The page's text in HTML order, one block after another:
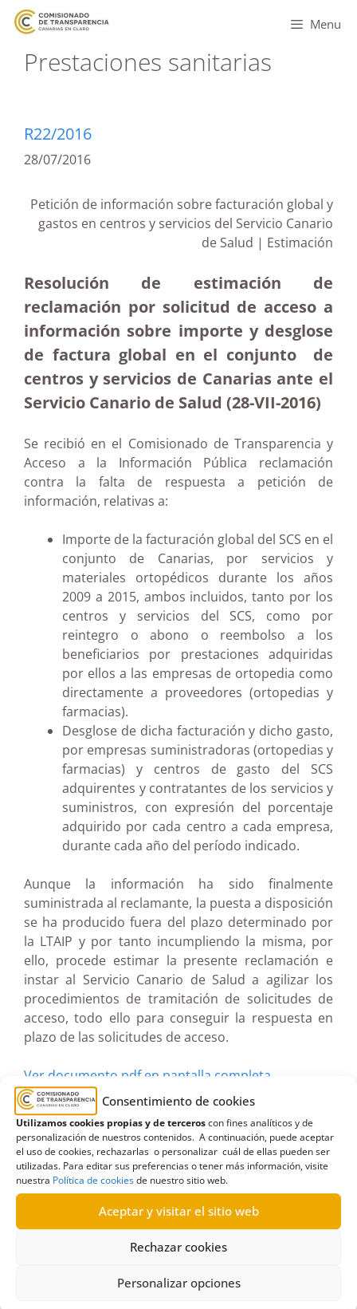
Consentimiento de cookies
Utilizamos cookies propias y de terceroscon fines analíticos y de
personalización de nuestros contenidos. A continuación, puede aceptar
el uso de cookies, rechazarlas o personalizar cuál de ellas pueden ser
utilizadas. Para editar sus preferencias o tener más información, visite
nuestra Política de cookiesde nuestro sitio web.
Aceptar y visitar el sitio web
Rechazar cookies
Personalizar opciones
Menu
Prestaciones sanitarias
R22/2016
28/07/2016
Petición de información sobre facturación global y
gastos en centros y servicios del Servicio Canario
de Salud | Estimación
Resolución de estimación de
reclamación por solicitud de acceso a
información sobre importe y desglose
de factura global en el conjunto de
centros y servicios de Canarias ante el
Servicio Canario de Salud (28-VII-2016)
Se recibió en el Comisionado de Transparencia y
Acceso a la Información Pública reclamación
contra la falta de respuesta a petición de
información, relativas a:
Importe de la facturación global del SCS en el
conjunto de Canarias, por servicios y
materiales ortopédicos durante los años
2009 a 2015, ambos incluidos, tanto por los
centros y servicios del SCS, como por
reintegro o abono o reembolso a los
beneficiarios por prestaciones adquiridas
por ellos a las empresas de ortopedia como
directamente a proveedores (ortopedias y
farmacias).
Desglose de dicha facturación y dicho gasto,
por empresas suministradoras (ortopedias y
farmacias) y centros de gasto del SCS
adquirentes y contratantes de los servicios y
suministros, con expresión del porcentaje
adquirido por cada centro a cada empresa,
durante cada año del período indicado.
Aunque la información ha sido finalmente
suministrada al reclamante, la puesta a disposición
se ha producido fuera del plazo determinado por
la LTAIP y por tanto incumpliendo la misma, por
ello, procede estimar la presente reclamación e
instar al Servicio Canario de Salud a agilizar los
procedimientos de tramitación de solicitudes de
acceso, todo ello para conseguir la respuesta en
plazo de las solicitudes de acceso.
Ver documento pdf en pantalla completa